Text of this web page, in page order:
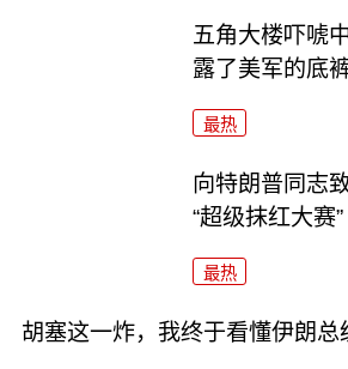
五角大楼吓唬
露了美军的底
最热
向特朗普同志
“超级抹红大赛”
最热
胡塞这一炸，我终于看懂伊朗总